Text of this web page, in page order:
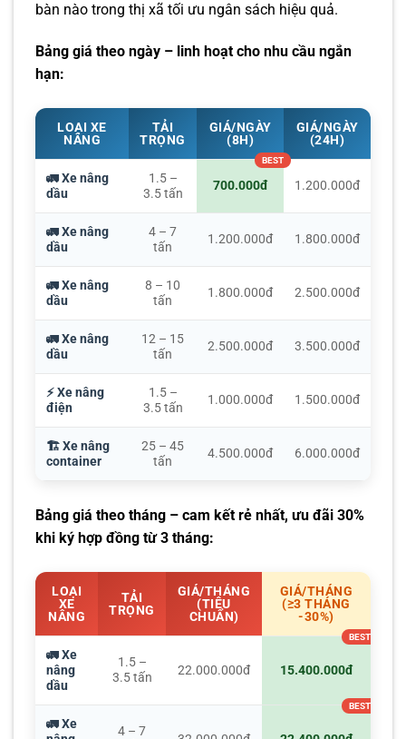
bàn nào trong thị xã tối ưu ngân sách hiệu quả.
Bảng giá theo ngày – linh hoạt cho nhu cầu ngắn
hạn:
LOẠI XE
NÂNG
TẢI
TRỌNG
GIÁ/NGÀY
(8H)
GIÁ/NGÀY
(24H)
🚛 Xe nâng
dầu
1.5 –
3.5 tấn
700.000đ 1.200.000đ
🚛 Xe nâng
dầu
4 – 7
tấn
1.200.000đ 1.800.000đ
🚛 Xe nâng
dầu
8 – 10
tấn
1.800.000đ 2.500.000đ
🚛 Xe nâng
dầu
12 – 15
tấn
2.500.000đ 3.500.000đ
⚡ Xe nâng
điện
1.5 –
3.5 tấn
1.000.000đ 1.500.000đ
🏗️ Xe nâng
container
25 – 45
tấn
4.500.000đ 6.000.000đ
Bảng giá theo tháng – cam kết rẻ nhất, ưu đãi 30%
khi ký hợp đồng từ 3 tháng:
LOẠI
XE
NÂNG
TẢI
TRỌNG
GIÁ/THÁNG
(TIÊU
CHUẨN)
GIÁ/THÁNG
(≥3 THÁNG
-30%)
🚛 Xe
nâng
dầu
1.5 –
3.5 tấn
22.000.000đ 15.400.000đ
🚛 Xe
4 – 7